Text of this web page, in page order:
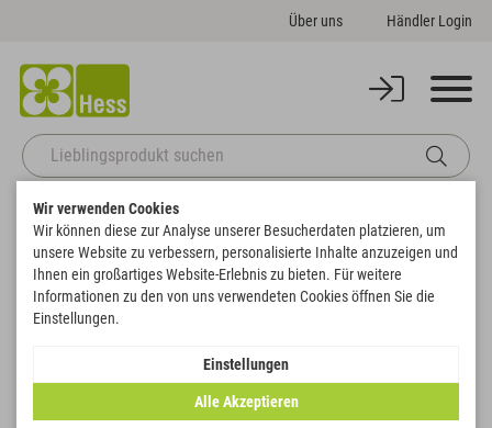
Über uns Händler Login
Startseite Themenwelten
Christrose Powder mit 3 Blüten
Zurück zur Artikelübersicht
Wir verwenden Cookies
Wir können diese zur Analyse unserer Besucherdaten platzieren, um
unsere Website zu verbessern, personalisierte Inhalte anzuzeigen und
Ihnen ein großartiges Website-Erlebnis zu bieten. Für weitere
Informationen zu den von uns verwendeten Cookies öffnen Sie die
Einstellungen.
Einstellungen
Alle Akzeptieren